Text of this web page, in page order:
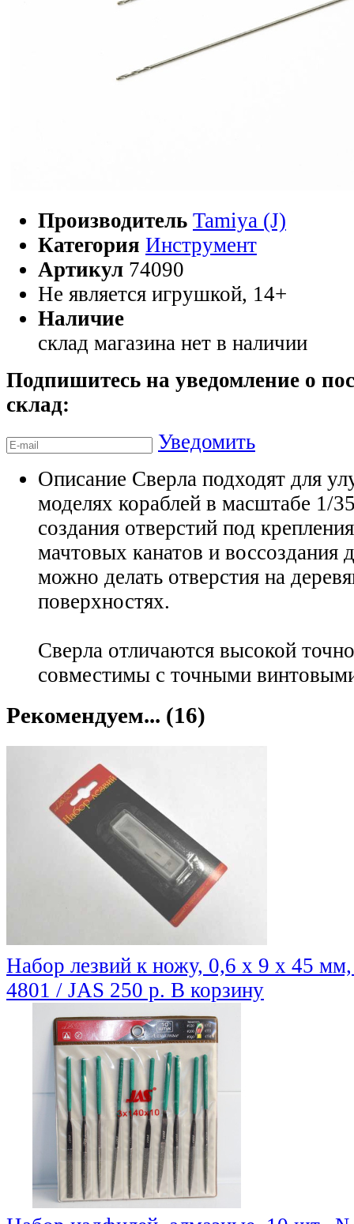
Производитель Tamiya (J)
Категория Инструмент
Артикул 74090
Не является игрушкой, 14+
Наличие
склад магазина нет в наличии
Подпишитесь на уведомление о
склад:
Уведомить
Описание Сверла подходят для
моделях кораблей в масштабе 1/
создания отверстий под
мачтовых канатов и воссоздания
можно делать отверстия на
поверхностях.
Сверла отличаются высокой
совместимы с точными
Рекомендуем... (16)
Набор лезвий к ножу, 0,6 х 9 х 45
4801 / JAS 250 р. В корзину